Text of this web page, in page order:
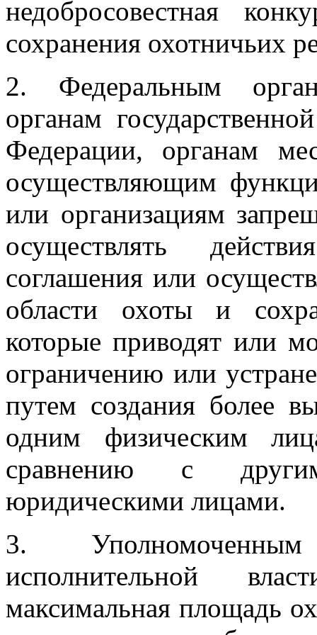
недобросовестная
сохранения охотничьих
2. Федеральным
органам
Федерации, органам
осуществляющим
или организациям
осуществлять
соглашения или
области охоты и
которые приводят или
ограничению или
путем создания более
одним физическим
сравнению с
юридическими лицами.
3.
исполнительной
максимальная площадь